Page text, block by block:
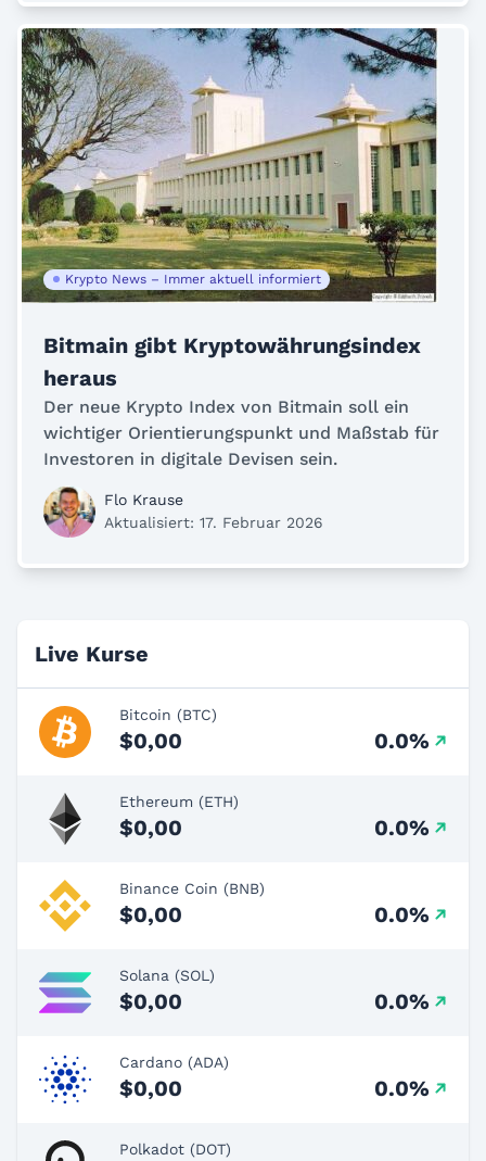
Krypto News – Immer aktuell informiert
Bitmain gibt Kryptowährungsindex
heraus
Der neue Krypto Index von Bitmain soll ein
wichtiger Orientierungspunkt und Maßstab für
Investoren in digitale Devisen sein.
Flo Krause
Aktualisiert: 17. Februar 2026
Live Kurse
Bitcoin (BTC)
$0,00 0.0%
Ethereum (ETH)
$0,00 0.0%
Binance Coin (BNB)
$0,00 0.0%
Solana (SOL)
$0,00 0.0%
Cardano (ADA)
$0,00 0.0%
Polkadot (DOT)